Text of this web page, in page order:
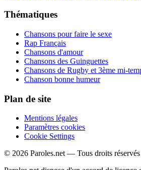
Thématiques
Chansons pour faire le sexe
Rap Français
Chansons d'amour
Chansons des Guinguettes
Chansons de Rugby et 3ème mi-
Chanson bonne humeur
Plan de site
Mentions légales
Paramètres cookies
Cookie Settings
© 2026 Paroles.net — Tous droits réservés